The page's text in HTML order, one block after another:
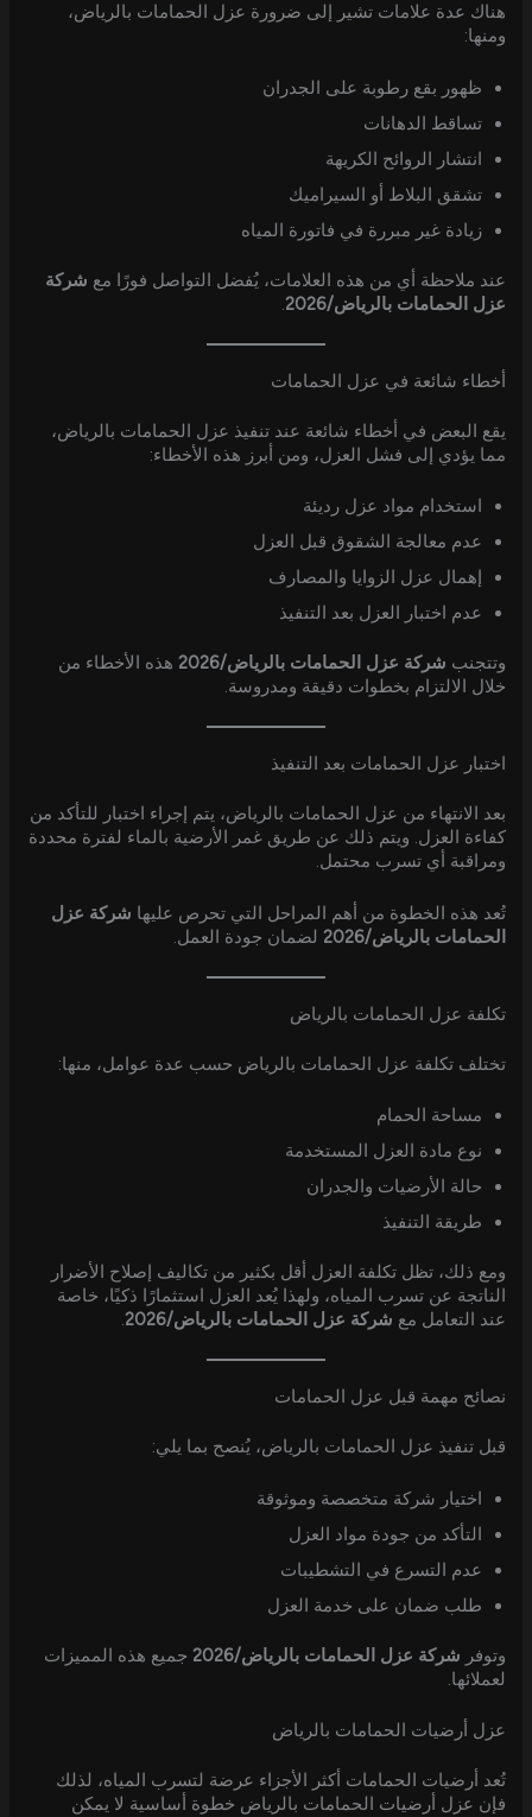
هناك عدة علامات تشير إلى ضرورة عزل الحمامات بالرياض،
ومنها:
ظهور بقع رطوبة على الجدران
تساقط الدهانات
انتشار الروائح الكريهة
تشقق البلاط أو السيراميك
زيادة غير مبررة في فاتورة المياه
عند ملاحظة أي من هذه العلامات، يُفضل التواصل فورًا مع شركة
عزل الحمامات بالرياض/2026
.
أخطاء شائعة في عزل الحمامات
يقع البعض في أخطاء شائعة عند تنفيذ عزل الحمامات بالرياض،
مما يؤدي إلى فشل العزل، ومن أبرز هذه الأخطاء:
استخدام مواد عزل رديئة
عدم معالجة الشقوق قبل العزل
إهمال عزل الزوايا والمصارف
عدم اختبار العزل بعد التنفيذ
وتتجنب شركة عزل الحمامات بالرياض/2026
هذه الأخطاء من
خلال الالتزام بخطوات دقيقة ومدروسة.
اختبار عزل الحمامات بعد التنفيذ
بعد الانتهاء من عزل الحمامات بالرياض، يتم إجراء اختبار للتأكد من
كفاءة العزل. ويتم ذلك عن طريق غمر الأرضية بالماء لفترة محددة
ومراقبة أي تسرب محتمل.
تُعد هذه الخطوة من أهم المراحل التي تحرص عليها شركة عزل
الحمامات بالرياض/2026
لضمان جودة العمل.
تكلفة عزل الحمامات بالرياض
تختلف تكلفة عزل الحمامات بالرياض حسب عدة عوامل، منها:
مساحة الحمام
نوع مادة العزل المستخدمة
حالة الأرضيات والجدران
طريقة التنفيذ
ومع ذلك، تظل تكلفة العزل أقل بكثير من تكاليف إصلاح الأضرار
الناتجة عن تسرب المياه، ولهذا يُعد العزل استثمارًا ذكيًا، خاصة
عند التعامل مع شركة عزل الحمامات بالرياض/2026 .
نصائح مهمة قبل عزل الحمامات
قبل تنفيذ عزل الحمامات بالرياض، يُنصح بما يلي:
اختيار شركة متخصصة وموثوقة
التأكد من جودة مواد العزل
عدم التسرع في التشطيبات
طلب ضمان على خدمة العزل
وتوفر شركة عزل الحمامات بالرياض/2026
جميع هذه المميزات
لعملائها.
عزل أرضيات الحمامات بالرياض
تُعد أرضيات الحمامات أكثر الأجزاء عرضة لتسرب المياه، لذلك
فإن عزل أرضيات الحمامات بالرياض خطوة أساسية لا يمكن